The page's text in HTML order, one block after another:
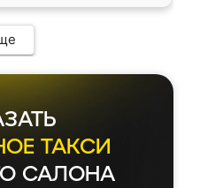
свое место без
Качеством осталась
так, как и ожидала.
ТАКСИ
САЛОНА